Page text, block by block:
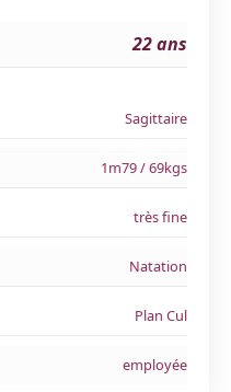
22 ans
Sagittaire
1m79 / 69kgs
très fine
Natation
Plan Cul
employée